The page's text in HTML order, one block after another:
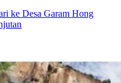
ke Desa Garam Hong